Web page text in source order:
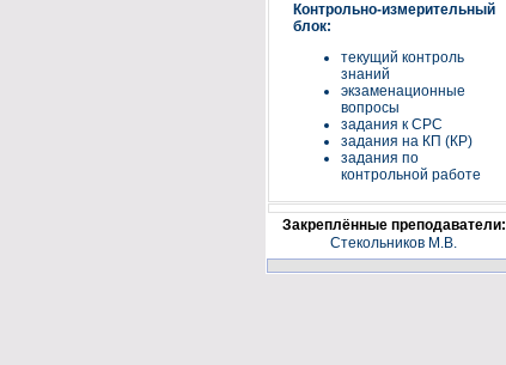
Контрольно-измерительный
блок:
текущий контроль
знаний
экзаменационные
вопросы
задания к СРС
задания на КП (КР)
задания по
контрольной работе
Закреплённые преподаватели:
Стекольников М.В.